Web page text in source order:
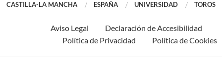
CASTILLA-LA MANCHA
ESPAÑA UNIVERSIDAD TOROS
Aviso Legal
Declaración de Accesibilidad
Política de Privacidad
Política de Cookies